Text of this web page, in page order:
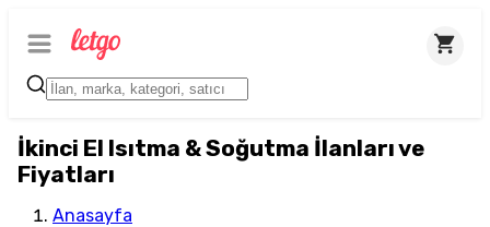
İkinci El Isıtma & Soğutma İlanları ve
Fiyatları
Anasayfa